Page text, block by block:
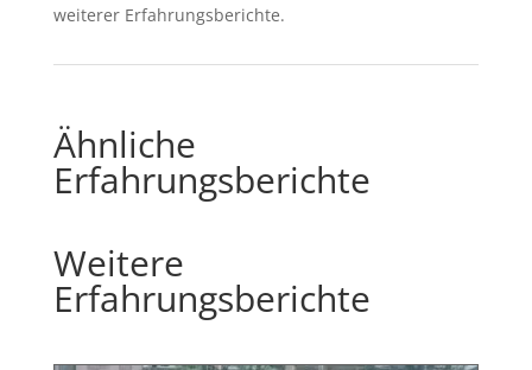
weiterer Erfahrungsberichte.
Ähnliche
Erfahrungsberichte
Weitere
Erfahrungsberichte